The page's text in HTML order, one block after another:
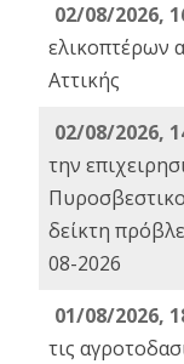
02/08/2026,
ελικοπτέρων
Αττικής
02/08/2026,
την
δείκτη
08-2026
01/08/2026,
τις